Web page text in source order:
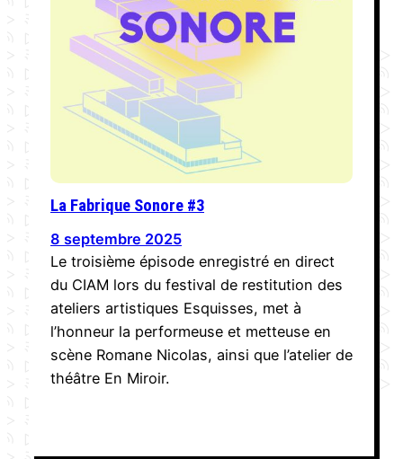
La Fabrique Sonore #3
8 septembre 2025
Le troisième épisode enregistré en direct
du CIAM lors du festival de restitution des
ateliers artistiques Esquisses, met à
l’honneur la performeuse et metteuse en
scène Romane Nicolas, ainsi que l’atelier de
théâtre En Miroir.